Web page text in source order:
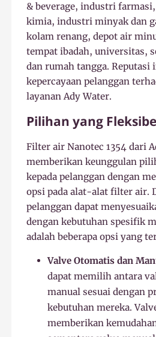
& beverage, industri
kimia, industri minyak dan
kolam renang, depot air
tempat ibadah, universitas,
dan rumah tangga.
kepercayaan pelanggan
layanan Ady Water.
Pilihan yang
Filter air Nanotec 1354 dari
memberikan keunggulan
kepada pelanggan dengan
opsi pada alat-alat filter air.
pelanggan dapat
dengan kebutuhan spesifik
adalah beberapa opsi yang
Valve Otomatis dan
dapat memilih antara
manual sesuai dengan
kebutuhan mereka.
memberikan